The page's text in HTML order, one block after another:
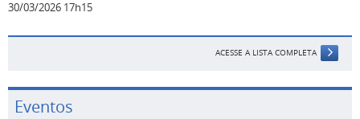
30/03/2026 17h15
ACESSE A LISTA COMPLETA
Eventos